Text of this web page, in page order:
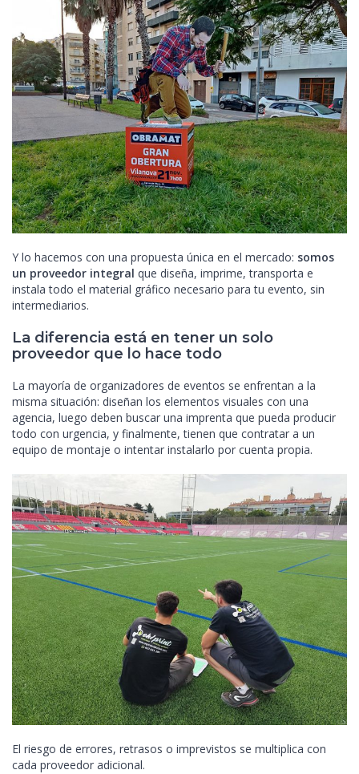
Y lo hacemos con una propuesta única en el mercado: somos
un proveedor integral que diseña, imprime, transporta e
instala todo el material gráfico necesario para tu evento, sin
intermediarios.
La diferencia está en tener un solo
proveedor que lo hace todo
La mayoría de organizadores de eventos se enfrentan a la
misma situación: diseñan los elementos visuales con una
agencia, luego deben buscar una imprenta que pueda producir
todo con urgencia, y finalmente, tienen que contratar a un
equipo de montaje o intentar instalarlo por cuenta propia.
El riesgo de errores, retrasos o imprevistos se multiplica con
cada proveedor adicional.